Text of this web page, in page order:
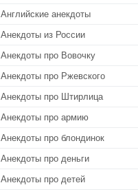
Английские анекдоты
Анекдоты из России
Анекдоты про Вовочку
Анекдоты про Ржевского
Анекдоты про Штирлица
Анекдоты про армию
Анекдоты про блондинок
Анекдоты про деньги
Анекдоты про детей